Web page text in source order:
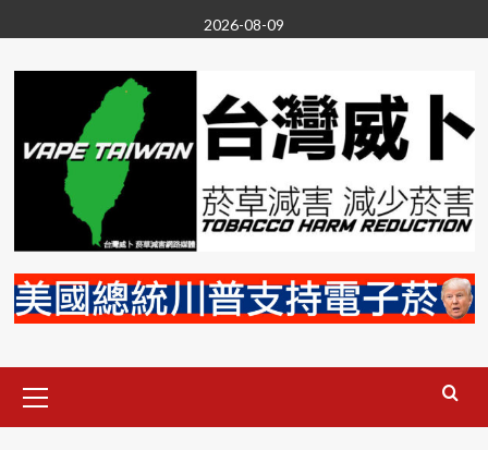
to
content
2026-08-09
Menu